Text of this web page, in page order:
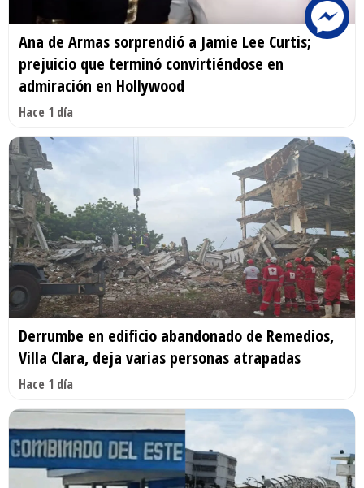
Ana de Armas sorprendió a Jamie Lee Curtis;
prejuicio que terminó convirtiéndose en
admiración en Hollywood
Hace 1 día
Derrumbe en edificio abandonado de Remedios,
Villa Clara, deja varias personas atrapadas
Hace 1 día